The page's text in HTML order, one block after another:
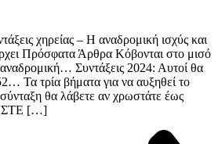
χηρείας – Η αναδρομική ισχύς και
Πρόσφατα Άρθρα Κόβονται στο μισό
αναδρομική… Συντάξεις 2024: Αυτοί θα
Τα τρία βήματα για να αυξηθεί το
θα λάβετε αν χρωστάτε έως
[…]